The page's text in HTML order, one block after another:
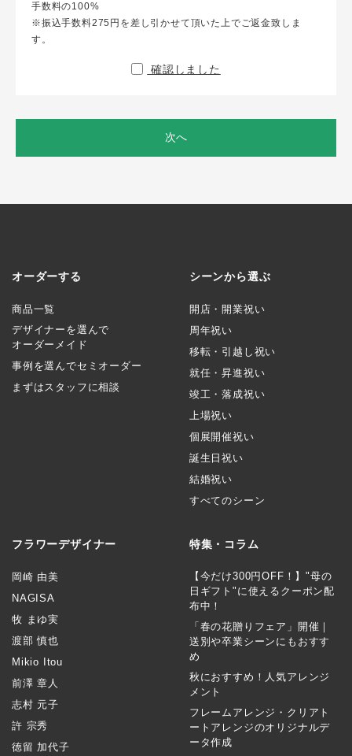
手数料の100%
※振込手数料275円を差し引かせて頂いた上でご返金致しま
す。
確認しました
次へ
オーダーする
商品一覧
デザイナーを選んで
オーダーメイド
事例を選んでセミオーダー
まずはスタッフに相談
シーンから選ぶ
開店・開業祝い
周年祝い
移転・引越し祝い
就任・昇進祝い
竣工・落成祝い
上場祝い
個展開催祝い
誕生日祝い
結婚祝い
すべてのシーン
フラワーデザイナー
岡崎 由美
NAGISA
牧 まゆ実
渡部 慎也
Mikio Itou
前澤 章人
志村 元子
許 宗秀
徳留 加代子
特集・コラム
【今だけ300円OFF！】"母の
日ギフト"に使えるクーポン配
布中！
「春の花贈りフェア」開催｜
送別や卒業シーンにもおすす
め
秋におすすめ！人気アレンジ
メント
フレームアレンジ・クリアト
ートアレンジのオリジナルデ
ータ作成